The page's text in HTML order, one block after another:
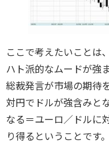
ここで考えたいことは
ハト派的なムードが強
総裁発言が市場の期待
対円でドルが強含みと
なる＝ユーロ／ドルに
り得るということです。